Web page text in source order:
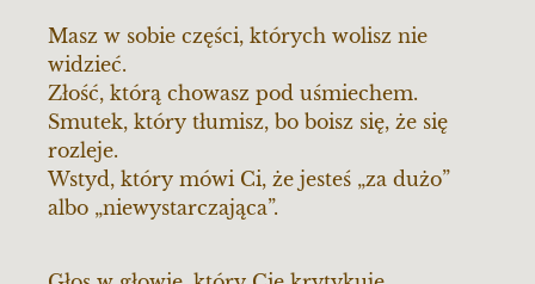
Masz w sobie części, których wolisz nie
widzieć.
Złość, którą chowasz pod uśmiechem.
Smutek, który tłumisz, bo boisz się, że się
rozleje.
Wstyd, który mówi Ci, że jesteś „za dużo”
albo „niewystarczająca”.